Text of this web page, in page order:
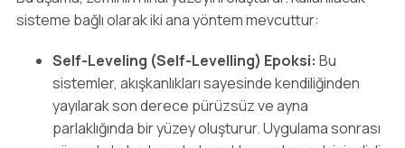
sisteme bağlı olarak iki ana yöntem mevcuttur:
Self-Leveling (Self-Levelling) Epoksi: Bu
sistemler, akışkanlıkları sayesinde kendiliğinden
yayılarak son derece pürüzsüz ve ayna
parlaklığında bir yüzey oluşturur. Uygulama sonrası